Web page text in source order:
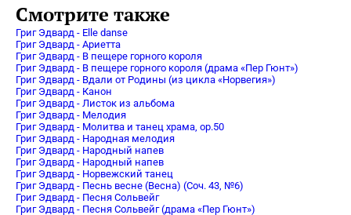
Смотрите также
Григ Эдвард - Elle danse
Григ Эдвард - Ариетта
Григ Эдвард - В пещере горного короля
Григ Эдвард - В пещере горного короля (драма «Пер Гюнт»)
Григ Эдвард - Вдали от Родины (из цикла «Норвегия»)
Григ Эдвард - Канон
Григ Эдвард - Листок из альбома
Григ Эдвард - Мелодия
Григ Эдвард - Молитва и танец храма, op.50
Григ Эдвард - Народная мелодия
Григ Эдвард - Народный напев
Григ Эдвард - Народный напев
Григ Эдвард - Норвежский танец
Григ Эдвард - Песнь весне (Весна) (Соч. 43, №6)
Григ Эдвард - Песня Сольвейг
Григ Эдвард - Песня Сольвейг (драма «Пер Гюнт»)